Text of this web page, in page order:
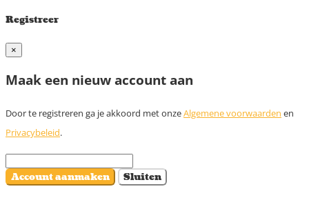
Registreer
×
Maak een nieuw account aan
Door te registreren ga je akkoord met onzeAlgemene voorwaarden en
Privacybeleid.
Account aanmaken Sluiten